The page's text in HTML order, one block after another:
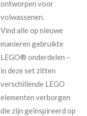
ontworpen voor
volwassenen.
Vind alle op nieuwe
manieren gebruikte
LEGO® onderdelen –
in deze set zitten
verschillende LEGO
elementen verborgen
die zijn geïnspireerd op